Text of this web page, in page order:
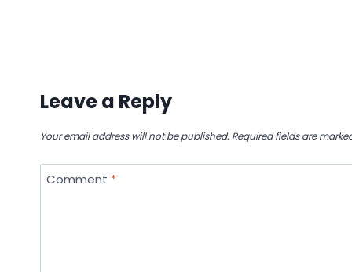
Leave a Reply
Your email address will not be published. Required fields are
Comment *